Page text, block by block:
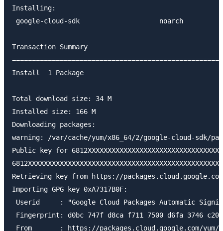
Installing:
google-cloud-sdk                    noarch
Transaction Summary
Install  1 Package
Total download size: 34 M
Installed size: 166 M
Downloading packages:
warning: /var/cache/yum/x86_64/2/google-cloud-sdk/
Public key for
Retrieving key from https://
Importing GPG key 0xA7317B0F:
Userid     : "Google Cloud Packages Automatic Signing
Fingerprint: d0bc 747f d8ca f711 7500 d6fa 3746
From       : https://packages.cloud.google.com/yum/